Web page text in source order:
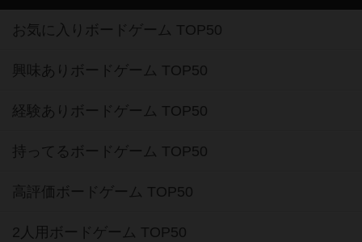
お気に入りボードゲーム TOP50
興味ありボードゲーム TOP50
経験ありボードゲーム TOP50
持ってるボードゲーム TOP50
高評価ボードゲーム TOP50
2人用ボードゲーム TOP50